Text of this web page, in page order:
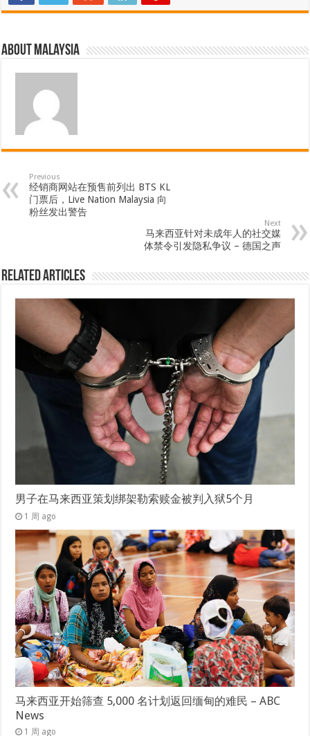
About Malaysia
Previous
经销商网站在预售前列出 BTS KL
门票后，Live Nation Malaysia 向
粉丝发出警告
Next
马来西亚针对未成年人的社交媒
体禁令引发隐私争议 – 德国之声
Related Articles
男子在马来西亚策划绑架勒索赎金被判入狱5个月
1 周 ago
马来西亚开始筛查 5,000 名计划返回缅甸的难民 – ABC
News
1 周 ago